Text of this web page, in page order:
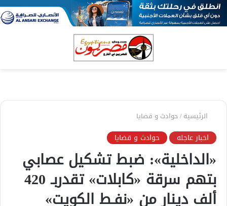
الرئيسية/حوادث و قضايا
اخبار عاجله حوادث و قضايا
«الداخلية»: ضبط تشكيل عصابي
بتهم سرقة «كابلات» تقدربـ 420
ألف دينار من «نفـط الكويت»